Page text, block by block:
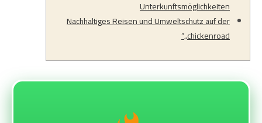
Unterkunftsmöglichkeiten
Nachhaltiges Reisen und Umweltschutz auf der
„chickenroad“